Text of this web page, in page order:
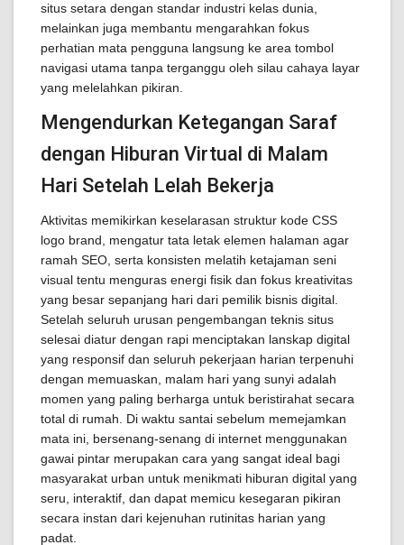
situs setara dengan standar industri kelas dunia,
melainkan juga membantu mengarahkan fokus
perhatian mata pengguna langsung ke area tombol
navigasi utama tanpa terganggu oleh silau cahaya layar
yang melelahkan pikiran.
Mengendurkan Ketegangan Saraf
dengan Hiburan Virtual di Malam
Hari Setelah Lelah Bekerja
Aktivitas memikirkan keselarasan struktur kode CSS
logo brand, mengatur tata letak elemen halaman agar
ramah SEO, serta konsisten melatih ketajaman seni
visual tentu menguras energi fisik dan fokus kreativitas
yang besar sepanjang hari dari pemilik bisnis digital.
Setelah seluruh urusan pengembangan teknis situs
selesai diatur dengan rapi menciptakan lanskap digital
yang responsif dan seluruh pekerjaan harian terpenuhi
dengan memuaskan, malam hari yang sunyi adalah
momen yang paling berharga untuk beristirahat secara
total di rumah. Di waktu santai sebelum memejamkan
mata ini, bersenang-senang di internet menggunakan
gawai pintar merupakan cara yang sangat ideal bagi
masyarakat urban untuk menikmati hiburan digital yang
seru, interaktif, dan dapat memicu kesegaran pikiran
secara instan dari kejenuhan rutinitas harian yang
padat.